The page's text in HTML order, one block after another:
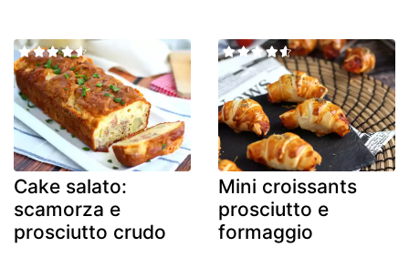
Cake salato:
scamorza e
prosciutto crudo
Mini croissants
prosciutto e
formaggio